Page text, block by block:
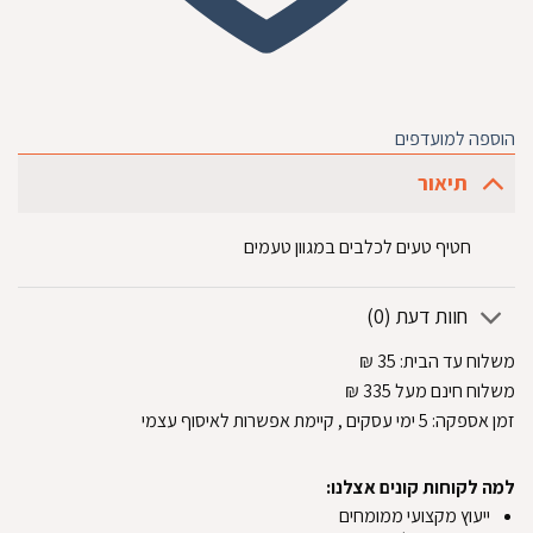
הוספה למועדפים
תיאור
חטיף טעים לכלבים במגוון טעמים
חוות דעת (0)
משלוח עד הבית:
₪
משלוח חינם מעל 335
₪
זמן אספקה: 5ימי עסקים, קיימת אפשרות לאיסוף עצמי
למה לקוחות קונים אצלנו:
ייעוץ מקצועי ממומחים